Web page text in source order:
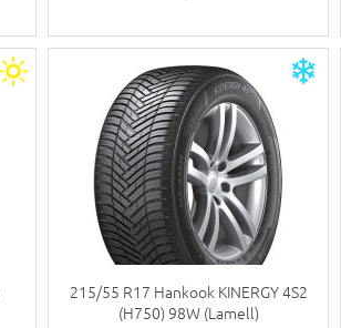
215/55 R17 Hankook KINERGY 4S2
(H750) 98W (Lamell)